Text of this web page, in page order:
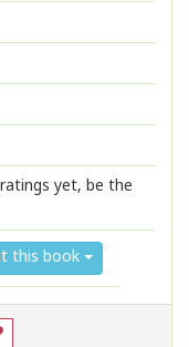
yet, be the
this book